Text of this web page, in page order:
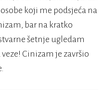
koji me podsjeća na
bar na kratko
šetnje ugledam
Cinizam je završio